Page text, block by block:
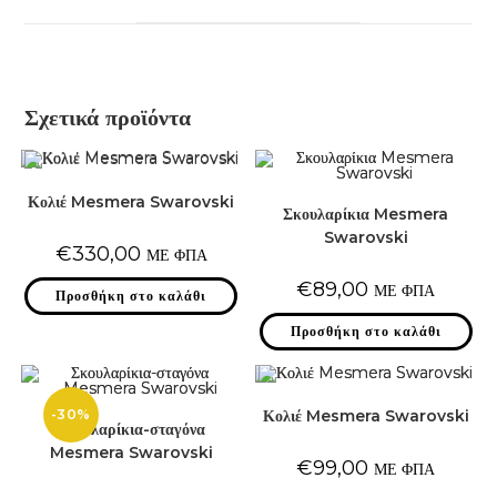
Σχετικά προϊόντα
Κολιέ Mesmera Swarovski
€330,00 ΜΕ ΦΠΑ
Προσθήκη στο καλάθι
Σκουλαρίκια Mesmera
Swarovski
€89,00 ΜΕ ΦΠΑ
Προσθήκη στο καλάθι
-30%
Σκουλαρίκια-σταγόνα
Mesmera Swarovski
Κολιέ Mesmera Swarovski
€99,00 ΜΕ ΦΠΑ